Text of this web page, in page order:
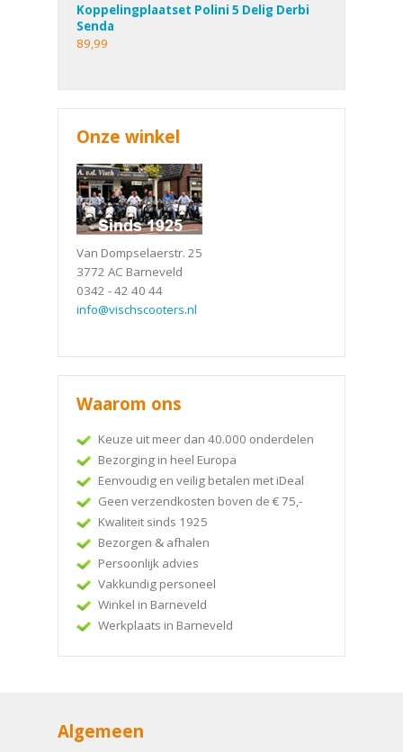
Koppelingplaatset Polini 5 Delig Derbi
Senda
89,99
Onze winkel
Van Dompselaerstr. 25
3772 AC Barneveld
0342 - 42 40 44
info@vischscooters.nl
Waarom ons
Keuze uit meer dan 40.000 onderdelen
Bezorging in heel Europa
Eenvoudig en veilig betalen met iDeal
Geen verzendkosten boven de € 75,-
Kwaliteit sinds 1925
Bezorgen & afhalen
Persoonlijk advies
Vakkundig personeel
Winkel in Barneveld
Werkplaats in Barneveld
Algemeen